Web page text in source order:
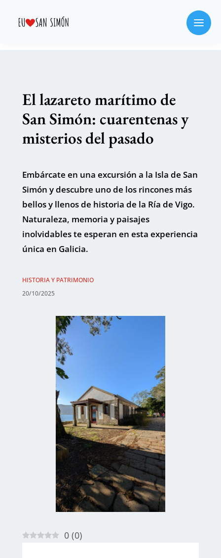
El lazareto marítimo de
San Simón: cuarentenas y
misterios del pasado
Embárcate en una excursión a la Isla de San
Simón y descubre uno de los rincones más
bellos y llenos de historia de la Ría de Vigo.
Naturaleza, memoria y paisajes
inolvidables te esperan en esta experiencia
única en Galicia.
HISTORIA Y PATRIMONIO
20/10/2025
0 (0)